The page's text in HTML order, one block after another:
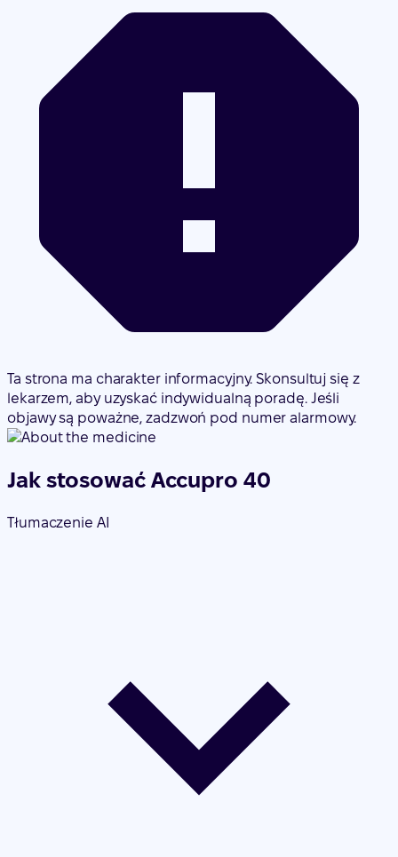
Ta strona ma charakter informacyjny. Skonsultuj się z
lekarzem, aby uzyskać indywidualną poradę. Jeśli
objawy są poważne, zadzwoń pod numer alarmowy.
Jak stosować Accupro 40
Tłumaczenie AI